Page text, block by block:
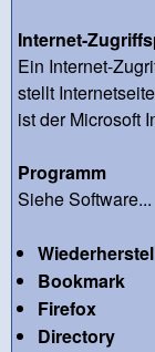
Internet-
Ein Internet-
stellt
ist der Microsoft
Programm
Siehe Software...
Bookmark
Firefox
Directory